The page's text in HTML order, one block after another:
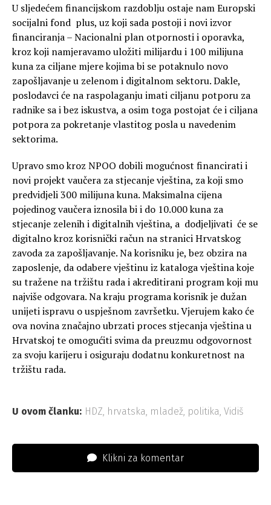
U sljedećem financijskom razdoblju ostaje nam Europski
socijalni fond plus, uz koji sada postoji i novi izvor
financiranja – Nacionalni plan otpornosti i oporavka,
kroz koji namjeravamo uložiti milijardu i 100 milijuna
kuna za ciljane mjere kojima bi se potaknulo novo
zapošljavanje u zelenom i digitalnom sektoru. Dakle,
poslodavci će na raspolaganju imati ciljanu potporu za
radnike sa i bez iskustva, a osim toga postojat će i ciljana
potpora za pokretanje vlastitog posla u navedenim
sektorima.
Upravo smo kroz NPOO dobili mogućnost financirati i
novi projekt vaučera za stjecanje vještina, za koji smo
predvidjeli 300 milijuna kuna. Maksimalna cijena
pojedinog vaučera iznosila bi i do 10.000 kuna za
stjecanje zelenih i digitalnih vještina, a dodjeljivati će se
digitalno kroz korisnički račun na stranici Hrvatskog
zavoda za zapošljavanje. Na korisniku je, bez obzira na
zaposlenje, da odabere vještinu iz kataloga vještina koje
su tražene na tržištu rada i akreditirani program koji mu
najviše odgovara. Na kraju programa korisnik je dužan
unijeti ispravu o uspješnom završetku. Vjerujem kako će
ova novina značajno ubrzati proces stjecanja vještina u
Hrvatskoj te omogućiti svima da preuzmu odgovornost
za svoju karijeru i osiguraju dodatnu konkuretnost na
tržištu rada.
U ovom članku: HDZ hrvatska mladež politika Vidiš
Klikni za komentar